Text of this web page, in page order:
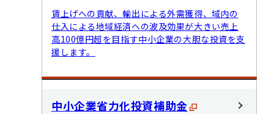
賃上げへの貢献、輸出による外需獲得、域内の
仕入による地域経済への波及効果が大きい売上
高100億円超を目指す中小企業の大胆な投資を支
援します。
中小企業省力化投資補助金